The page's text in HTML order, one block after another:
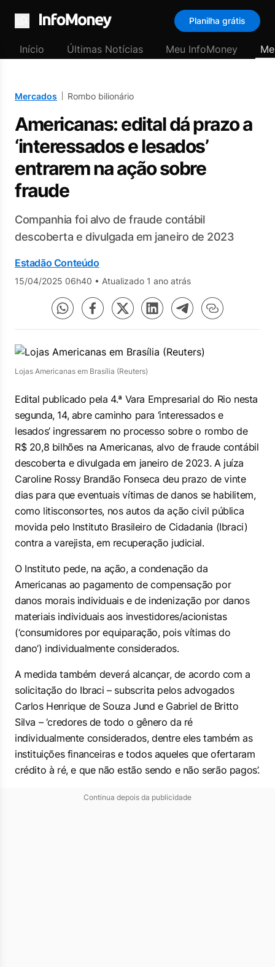
Menu
Planilha grátis
Início Últimas Notícias Meu InfoMoney
Mercados Rombo bilionário
Americanas: edital dá prazo a
‘interessados e lesados’
entrarem na ação sobre
fraude
Companhia foi alvo de fraude contábil
descoberta e divulgada em janeiro de 2023
Estadão Conteúdo
15/04/2025 06h40 • Atualizado 1 ano atrás
Lojas Americanas em Brasília (Reuters)
Edital publicado pela 4.ª Vara Empresarial do Rio nesta
segunda, 14, abre caminho para ‘interessados e
lesados’ ingressarem no processo sobre o rombo de
R$ 20,8 bilhões na Americanas, alvo de fraude contábil
descoberta e divulgada em janeiro de 2023. A juíza
Caroline Rossy Brandão Fonseca deu prazo de vinte
dias para que eventuais vítimas de danos se habilitem,
como litisconsortes, nos autos da ação civil pública
movida pelo Instituto Brasileiro de Cidadania (Ibraci)
contra a varejista, em recuperação judicial.
O Instituto pede, na ação, a condenação da
Americanas ao pagamento de compensação por
danos morais individuais e de indenização por danos
materiais individuais aos investidores/acionistas
(‘consumidores por equiparação, pois vítimas do
dano’) individualmente considerados.
A medida também deverá alcançar, de acordo com a
solicitação do Ibraci – subscrita pelos advogados
Carlos Henrique de Souza Jund e Gabriel de Britto
Silva – ‘credores de todo o gênero da ré
individualmente considerados, dentre eles também as
instituições financeiras e todos aqueles que ofertaram
crédito à ré, e que não estão sendo e não serão pagos’.
Continua depois da publicidade